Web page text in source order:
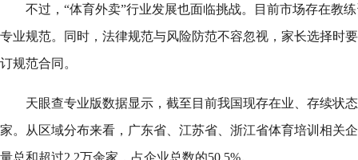
不过，“体育外卖”行业发展也面临挑战。目前市场存在教
专业规范。同时，法律规范与风险防范不容忽视，家长选择时
订规范合同。
天眼查专业版数据显示，截至目前我国现存在业、存续状
家。从区域分布来看，广东省、江苏省、浙江省体育培训相关
量总和超过2.2万余家，占企业总数的50.5%。